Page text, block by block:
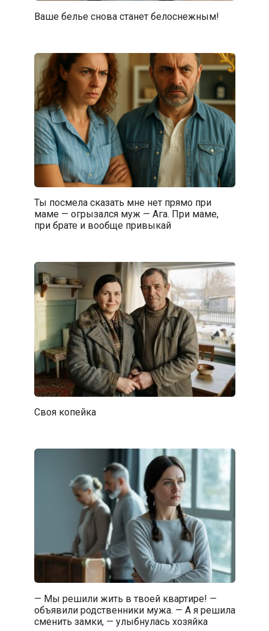
Ваше белье снова станет белоснежным!
Ты посмела сказать мне нет прямо при
маме — огрызался муж — Ага. При маме,
при брате и вообще привыкай
Своя копейка
— Мы решили жить в твоей квартире! —
объявили родственники мужа. — А я решила
сменить замки, — улыбнулась хозяйка